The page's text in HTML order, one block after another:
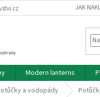
JAK
Modern lanterns
a vodopády